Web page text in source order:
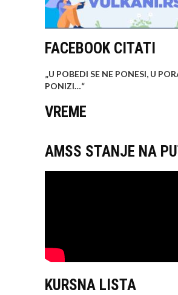
FACEBOOK CITATI
„U POBEDI SE NE PONESI, U
PONIZI…“
VREME
AMSS STANJE NA
KURSNA LISTA